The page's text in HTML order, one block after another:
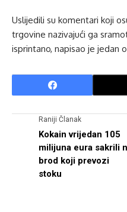
Uslijedili su komentari koji
trgovine nazivajući ga
isprintano, napisao je jedan
Raniji Članak
Kokain vrijedan 105
milijuna eura sakrili
brod koji prevozi
stoku